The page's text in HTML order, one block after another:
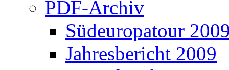
PDF-Archiv
Südeuropatour
Jahresbericht 2009